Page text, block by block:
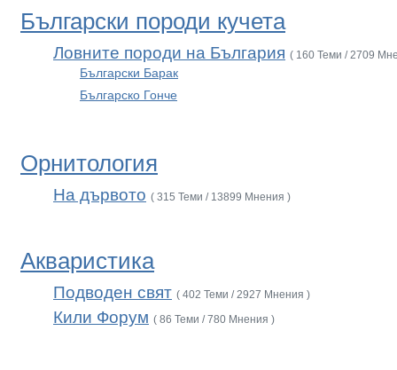
Български породи кучета
Ловните породи на България ( 160 Теми / 2709
Български Барак
Българско Гонче
Орнитология
На дървото ( 315 Теми / 13899 Мнения )
Акваристика
Подводен свят ( 402 Теми / 2927 Мнения )
Кили Форум ( 86 Теми / 780 Мнения )